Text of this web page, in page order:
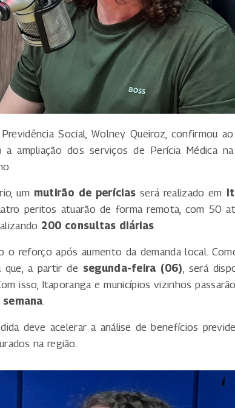
Social, Wolney Queiroz, confirmou
ampliação dos serviços de Perícia Médica
um mutirão de perícias será realizado em
peritos atuarão de forma remota, com 50
200 consultas diárias
o reforço após aumento da demanda local.
que, a partir de segunda-feira (06) , será
isso, Itaporanga e municípios vizinhos
deve acelerar a análise de benefícios
na região.